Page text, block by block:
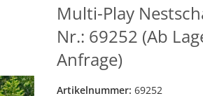
Multi-Play
Nr.: 69252 (Ab
Anfrage)
Artikelnummer: 69252